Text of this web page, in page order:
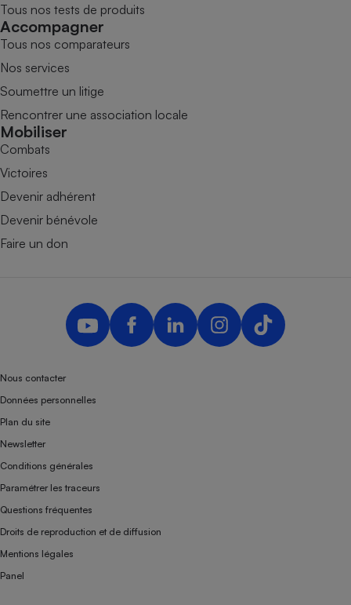
Tous nos tests de produits
Accompagner
Tous nos comparateurs
Nos services
Soumettre un litige
Rencontrer une association locale
Mobiliser
Combats
Victoires
Devenir adhérent
Devenir bénévole
Faire un don
Nous contacter
Données personnelles
Plan du site
Newsletter
Conditions générales
Paramétrer les traceurs
Questions fréquentes
Droits de reproduction et de diffusion
Mentions légales
Panel